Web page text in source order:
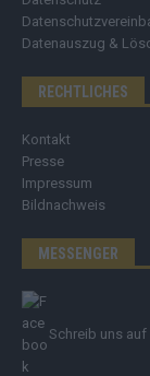
Datenauszug &
RECHTLICHES
Kontakt
Presse
Impressum
Bildnachweis
MESSENGER
Schreib uns